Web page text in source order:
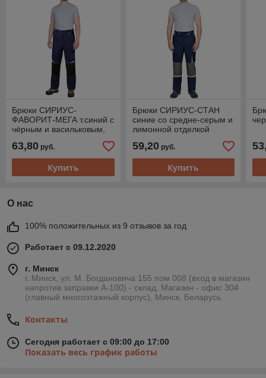
Брюки СИРИУС-
ФАВОРИТ-МЕГА т.синий с
чёрным и васильковым,
63,80 руб.
Купить
Брюки СИРИУС-СТАН
синие со средне-серым и
лимонной отделкой
59,20руб.
Купить
О нас
100% положительных из 9 отзывов за год
Работает с 09.12.2020
г. Минск
г. Минск, ул. М. Богдановича 155 пом 008 (вход в магазин
напротив заправки А-100) - склад, Магазин - офис 304
(главный многоэтажный корпус), Минск, Беларусь
Контакты
Сегодня работает с 09:00 до 17:00
Показать весь график работы